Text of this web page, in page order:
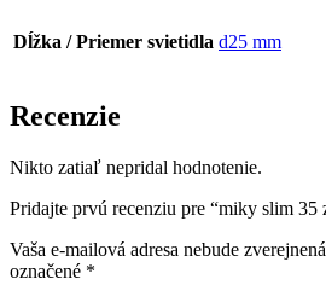
Dĺžka / Priemer svietidla d25 mm
Recenzie
Nikto zatiaľ nepridal hodnotenie.
Pridajte prvú recenziu pre “miky slim 35
Vaša e-mailová adresa nebude
označené *